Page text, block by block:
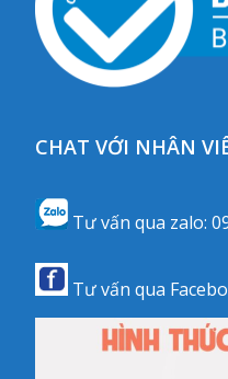
CHAT VỚI NHÂN
Tư vấn qua zalo:
Tư vấn qua